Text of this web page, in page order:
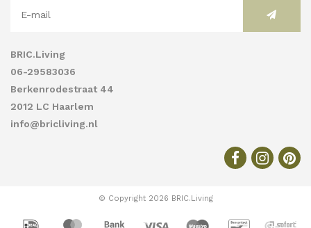
BRIC.Living
06-29583036
Berkenrodestraat 44
2012 LC Haarlem
info@bricliving.nl
© Copyright 2026 BRIC.Living